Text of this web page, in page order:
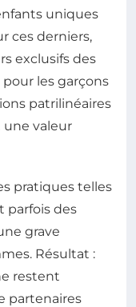
uniques
ces derniers,
exclusifs des
les garçons
patrilinéaires
une valeur
pratiques telles
parfois des
grave
Résultat :
restent
partenaires